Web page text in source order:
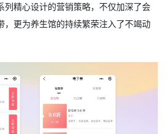
列精心设计的营销策略，不仅加深了会
，更为养生馆的持续繁荣注入了不竭动